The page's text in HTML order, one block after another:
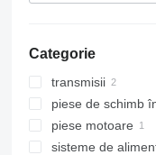
Categorie
transmisii
pereche de
alte piese de
piese de schimb
alte
piese motoare
motoare
sisteme de